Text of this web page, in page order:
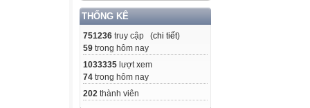
THỐNG KÊ
751236 truy cập (chi tiết)
59 trong hôm nay
1033335 lượt xem
74 trong hôm nay
202 thành viên